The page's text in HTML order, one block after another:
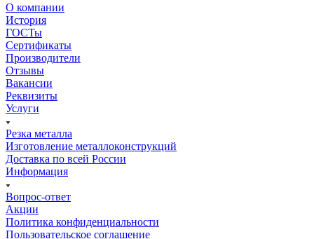
О компании
История
ГОСТы
Сертификаты
Производители
Отзывы
Вакансии
Реквизиты
Услуги
Резка металла
Изготовление металлоконструкций
Доставка по всей России
Информация
Вопрос-ответ
Акции
Политика конфиденциальности
Пользовательское соглашение